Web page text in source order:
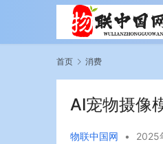
首页 消费
AI宠物摄像
物联中国网 • 2025